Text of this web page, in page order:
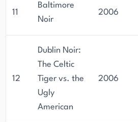
11
Baltimore
Noir
2006
12
Dublin Noir:
The Celtic
Tiger vs. the
Ugly
American
2006